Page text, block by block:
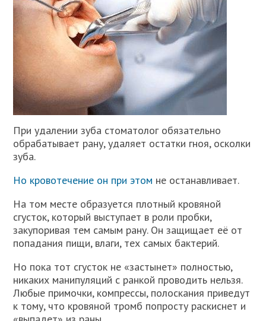
При удалении зуба стоматолог обязательно
обрабатывает рану, удаляет остатки гноя, осколки
зуба.
Но кровотечение он при этом не останавливает.
На том месте образуется плотный кровяной
сгусток, который выступает в роли пробки,
закупоривая тем самым рану. Он защищает её от
попадания пищи, влаги, тех самых бактерий.
Но пока тот сгусток не «застынет» полностью,
никаких манипуляций с ранкой проводить нельзя.
Любые примочки, компрессы, полоскания приведут
к тому, что кровяной тромб попросту раскиснет и